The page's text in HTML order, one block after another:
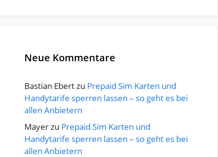
Neue Kommentare
Bastian Ebertzu Prepaid Sim Karten und
Handytarife sperren lassen – so geht es bei
allen Anbietern
Mayerzu Prepaid Sim Karten und
Handytarife sperren lassen – so geht es bei
allen Anbietern